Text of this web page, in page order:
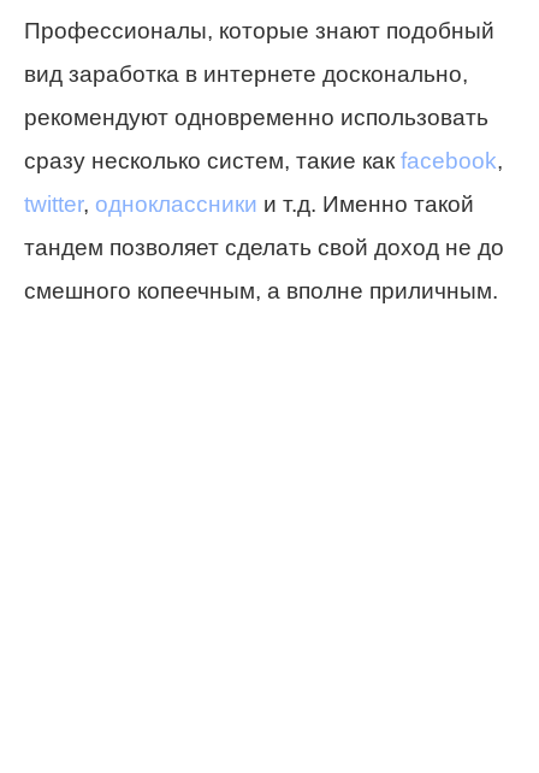
Профессионалы, которые знают подобный
вид заработка в интернете досконально,
рекомендуют одновременно использовать
сразу несколько систем, такие как facebook,
twitter, одноклассники и т.д. Именно такой
тандем позволяет сделать свой доход не до
смешного копеечным, а вполне приличным.